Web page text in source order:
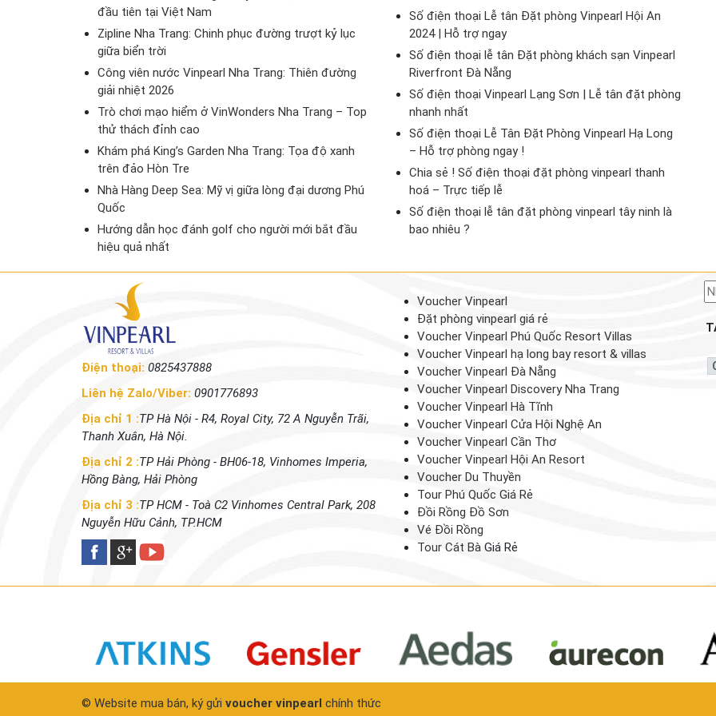
đầu tiên tại Việt Nam
Zipline Nha Trang: Chinh phục đường trượt kỷ lục
giữa biển trời
Công viên nước Vinpearl Nha Trang: Thiên đường
giải nhiệt 2026
Trò chơi mạo hiểm ở VinWonders Nha Trang – Top
thử thách đỉnh cao
Khám phá King’s Garden Nha Trang: Tọa độ xanh
trên đảo Hòn Tre
Nhà Hàng Deep Sea: Mỹ vị giữa lòng đại dương Phú
Quốc
Hướng dẫn học đánh golf cho người mới bắt đầu
hiệu quả nhất
Số điện thoại Lễ tân Đặt phòng Vinpearl Hội An
2024 | Hỗ trợ ngay
Số điện thoại lễ tân Đặt phòng khách sạn Vinpearl
Riverfront Đà Nẵng
Số điện thoại Vinpearl Lạng Sơn | Lễ tân đặt phòng
nhanh nhất
Số điện thoại Lễ Tân Đặt Phòng Vinpearl Hạ Long
– Hỗ trợ phòng ngay !
Chia sẻ ! Số điện thoại đặt phòng vinpearl thanh
hoá – Trực tiếp lễ
Số điện thoại lễ tân đặt phòng vinpearl tây ninh là
bao nhiêu ?
Điện thoại: 0825437888
Liên hệ Zalo/Viber: 0901776893
Địa chỉ 1 :TP Hà Nội - R4, Royal City, 72 A Nguyễn Trãi,
Thanh Xuân, Hà Nội.
Địa chỉ 2 :TP Hải Phòng - BH06-18, Vinhomes Imperia,
Hồng Bàng, Hải Phòng
Địa chỉ 3 :TP HCM - Toà C2 Vinhomes Central Park, 208
Nguyễn Hữu Cảnh, TP.HCM
Voucher Vinpearl
Đặt phòng vinpearl giá rẻ
Voucher Vinpearl Phú Quốc Resort Villas
Voucher Vinpearl hạ long bay resort & villas
Voucher Vinpearl Đà Nẵng
Voucher Vinpearl Discovery Nha Trang
Voucher Vinpearl Hà Tĩnh
Voucher Vinpearl Cửa Hội Nghệ An
Voucher Vinpearl Cần Thơ
Voucher Vinpearl Hội An Resort
Voucher Du Thuyền
Tour Phú Quốc Giá Rẻ
Đồi Rồng Đồ Sơn
Vé Đồi Rồng
Tour Cát BàGiá Rẻ
© Website mua bán, ký gửi voucher vinpearl chính thức